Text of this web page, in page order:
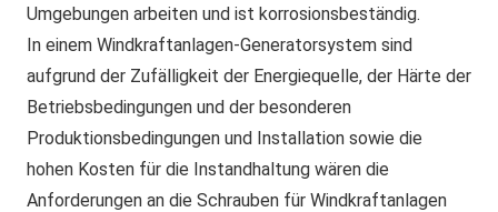
Umgebungen arbeiten und ist korrosionsbeständig.
In einem Windkraftanlagen-Generatorsystem sind
aufgrund der Zufälligkeit der Energiequelle, der Härte der
Betriebsbedingungen und der besonderen
Produktionsbedingungen und Installation sowie die
hohen Kosten für die Instandhaltung wären die
Anforderungen an die Schrauben für Windkraftanlagen